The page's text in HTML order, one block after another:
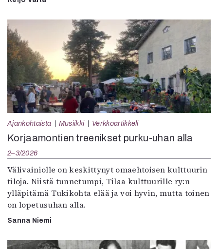
Ajankohtaista Musiikki Verkkoartikkeli
Korjaamontien treenikset purku-uhan alla
2–3/2026
Välivainiolle on keskittynyt omaehtoisen kulttuurin
tiloja. Niistä tunnetumpi, Tilaa kulttuurille ry:n
ylläpitämä Tukikohta elää ja voi hyvin, mutta toinen
on lopetusuhan alla.
Sanna Niemi